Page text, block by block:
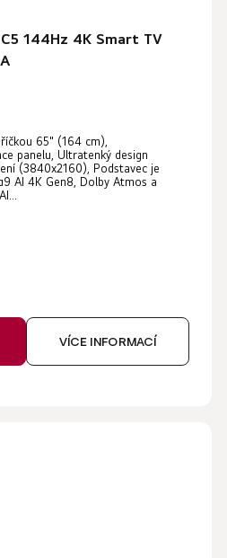
C5 144Hz 4K Smart TV
65" (164 cm),
panelu, Ultratenký design
(3840x2160), Podstavec je
AI 4K Gen8, Dolby Atmos a
VÍCE INFORMACÍ